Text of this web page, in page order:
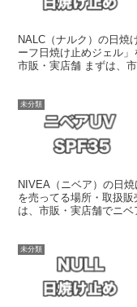
NALC（ナルク）の日焼
ーフ日焼け止めジェル」
市販・実店舗 まずは、
を売ってる場所を紹介
未分類
NIVEA（ニベア）の日
を売ってる場所・取扱
は、市販・実店舗でニ
介します。 一部のドラ
未分類